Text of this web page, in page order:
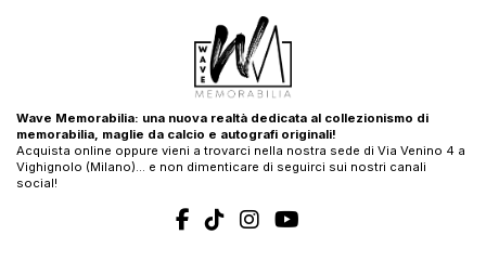
Wave Memorabilia: una nuova realtà dedicata al collezionismo di
memorabilia, maglie da calcio e autografi originali!
Acquista online oppure vieni a trovarci nella nostra sede di Via Venino 4 a
Vighignolo (Milano)… e non dimenticare di seguirci sui nostri canali
social!